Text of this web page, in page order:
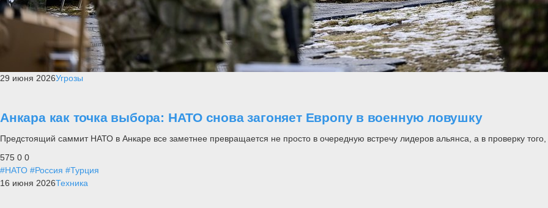
29 июня 2026Угрозы
Анкара как точка выбора: НАТО снова загоняет Европу в военную ловушку
Предстоящий саммит НАТО в Анкаре все заметнее превращается не просто в очередную встречу лидеров альянса, а в проверку
575 0 0
#НАТО #Россия #Турция
16 июня 2026Техника